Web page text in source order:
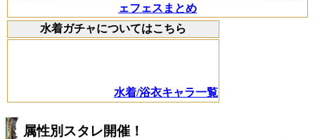
ェフェスまとめ
水着ガチャについてはこちら
水着/浴衣キャラ一覧
属性別スタレ開催！